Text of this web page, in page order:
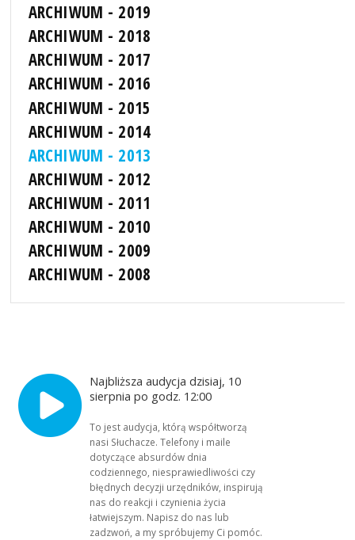
ARCHIWUM - 2019
ARCHIWUM - 2018
ARCHIWUM - 2017
ARCHIWUM - 2016
ARCHIWUM - 2015
ARCHIWUM - 2014
ARCHIWUM - 2013
ARCHIWUM - 2012
ARCHIWUM - 2011
ARCHIWUM - 2010
ARCHIWUM - 2009
ARCHIWUM - 2008
Najbliższa audycja dzisiaj, 10
sierpnia po godz. 12:00
To jest audycja, którą współtworzą
nasi Słuchacze. Telefony i maile
dotyczące absurdów dnia
codziennego, niesprawiedliwości czy
błędnych decyzji urzędników, inspirują
nas do reakcji i czynienia życia
łatwiejszym. Napisz do nas lub
zadzwoń, a my spróbujemy Ci pomóc.